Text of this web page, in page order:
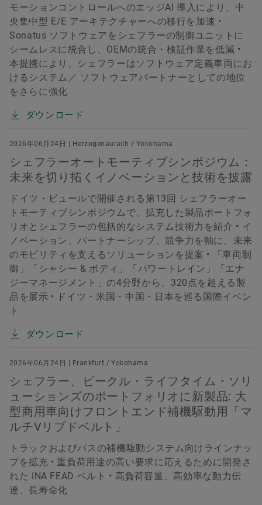
モーションコントロールへのエッジAI 導入により、中
央集中型 E/E アーキテクチャーへの移行を加速 •
Sonatus ソフトウェアをシェフラーの制御ユニットに
シームレスに統合し、OEMの統合・検証作業を低減 •
本提携により、シェフラーはソフトウェア定義車両にお
けるシステム／ ソフトウェアパートナーとしての地位
をさらに強化
ダウンロード
2026年06月24日 | Herzogenaurach / Yokohama
シェフラーオートモーティブシンポジウム：
未来を切り拓くイノベーションと技術を披露
ドイツ・ビュールで開催される第13回 シェフラーオー
トモーティブシンポジウムで、拡充した製品ポートフォ
リオとシェフラーの包括的なシステム技術力を紹介 • イ
ノベーション、パートナーシップ、競争力を軸に、未来
のモビリティを支えるソリューションを提案 • 「車両制
御」「シャシー & ボディ」「パワートレイン」「エナ
ジーマネージメント」の4分野から、320点を超える製
品を展示 • ドイツ・米国・中国・日本を巡る国際イベン
ト
ダウンロード
2026年06月24日 | Frankfurt / Yokohama
シェフラー、ビークル・ライフタイム・ソリ
ューションズのポートフォリオに新製品: 大
型商用車向けフロントエンド補機駆動用「マ
ルチVリブドベルト」
トラックおよびバスの補機駆動システム向けラインナッ
プを拡充 • 重負荷用途の高い要求に応えるために開発さ
れた INA FEAD ベルト • 高負荷容量、高効率な動力伝
達、長寿命化